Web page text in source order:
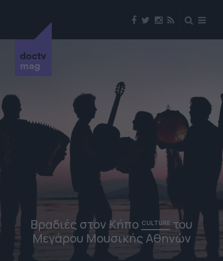
doctv
mag
Βραδιές στον Κήπο CULTURE του
Μεγάρου Μουσικής Αθηνών